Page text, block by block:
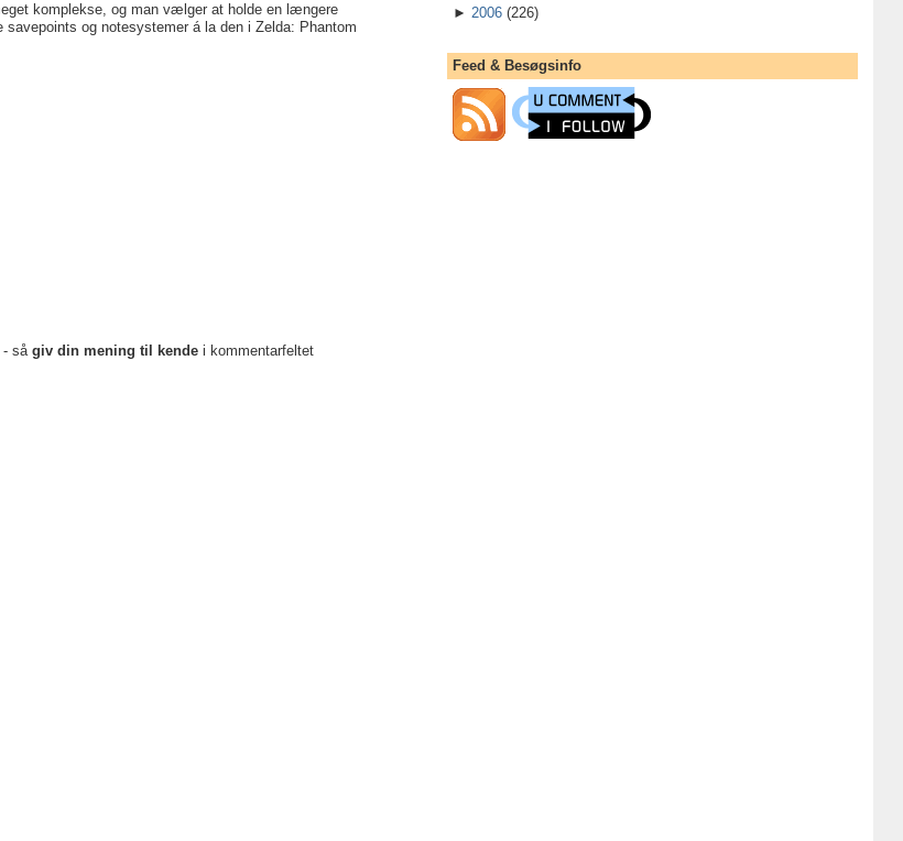
komplekse, og man vælger at holde en længere
og notesystemer á la den i Zelda: Phantom
- så giv din mening til kendei kommentarfeltet
► 2006 (226)
Feed & Besøgsinfo